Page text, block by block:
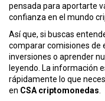
pensada para aportarte
confianza en el mundo
Así que, si buscas
comparar comisiones de
inversiones o aprender
leyendo. La información
rápidamente lo que
en CSA criptomonedas